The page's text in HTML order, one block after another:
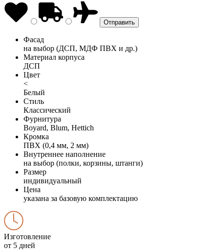
Фасад
на выбор (ДСП, МДФ ПВХ и др.)
Материал корпуса
ДСП
Цвет
<
Белый
Стиль
Классический
Фурнитура
Boyard, Blum, Hettich
Кромка
ПВХ (0,4 мм, 2 мм)
Внутреннее наполнение
на выбор (полки, корзины, штанги)
Размер
индивидуальный
Цена
указана за базовую комплектацию
Изготовление
от 5 дней